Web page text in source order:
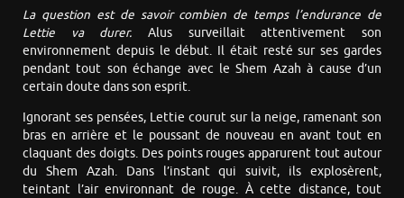
La question est de savoir combien de temps l’endurance de
Lettie va durer. Alus surveillait attentivement son
environnement depuis le début. Il était resté sur ses gardes
pendant tout son échange avec le Shem Azah à cause d’un
certain doute dans son esprit.
Ignorant ses pensées, Lettie courut sur la neige, ramenant son
bras en arrière et le poussant de nouveau en avant tout en
claquant des doigts. Des points rouges apparurent tout autour
du Shem Azah. Dans l’instant qui suivit, ils explosèrent,
teintant l’air environnant de rouge. À cette distance, tout